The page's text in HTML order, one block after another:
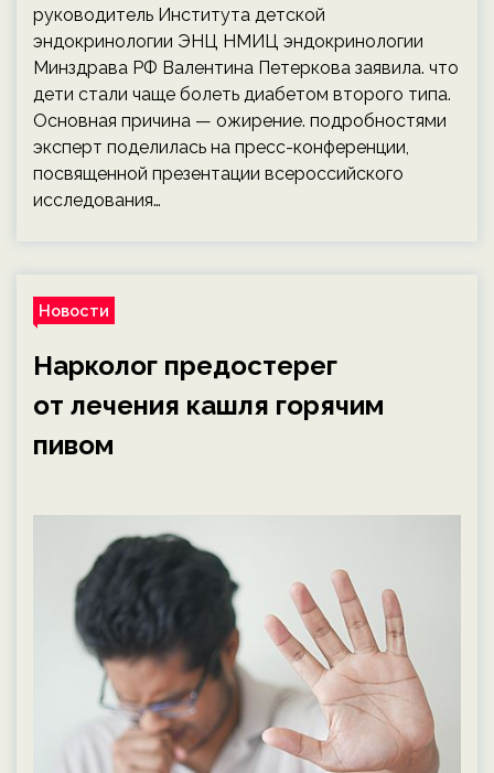
руководитель Института детской
эндокринологии ЭНЦ НМИЦ эндокринологии
Минздрава РФ Валентина Петеркова заявила. что
дети стали чаще болеть диабетом второго типа.
Основная причина — ожирение. подробностями
эксперт поделилась на пресс-конференции,
посвященной презентации всероссийского
исследования…
Новости
Нарколог предостерег
от лечения кашля горячим
пивом